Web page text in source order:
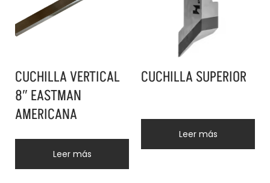
CUCHILLA VERTICAL
8″ EASTMAN
AMERICANA
Leer más
CUCHILLA SUPERIOR
Leer más